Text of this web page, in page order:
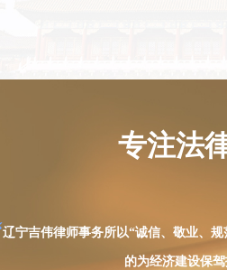
专注法
辽宁吉伟律师事务所以“诚信、敬业、
的为经济建设保